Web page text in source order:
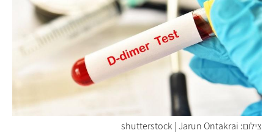
צילום: shutterstock | Jarun Ontakrai